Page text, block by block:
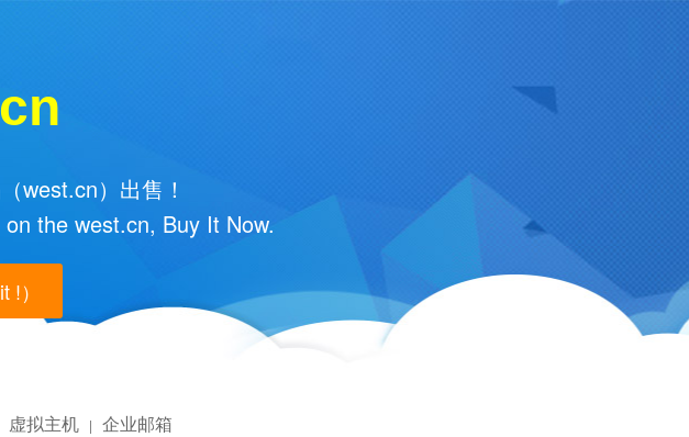
west.cn）出售！
the west.cn, Buy It Now.
）
虚拟主机 | 企业邮箱